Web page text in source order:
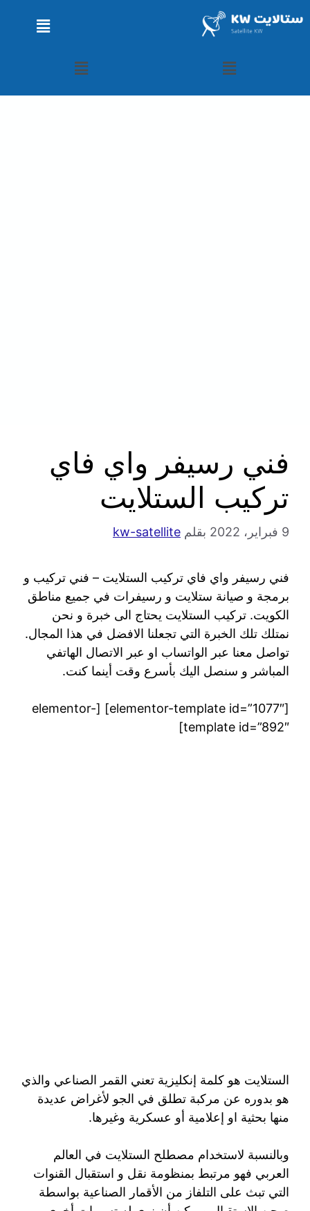
فني رسيفر واي فاي
تركيب الستلايت
9 فبراير، 2022 بقلم kw-satellite
فني رسيفر واي فاي تركيب الستلايت – فني تركيب و
برمجة و صيانة ستلايت و رسيفرات في جميع مناطق
الكويت. تركيب الستلايت يحتاج الى خبرة و نحن
نمتلك تلك الخبرة التي تجعلنا الافضل في هذا المجال.
تواصل معنا عبر الواتساب او عبر الاتصال الهاتفي
المباشر و سنصل اليك بأسرع وقت أينما كنت.
[elementor-template id=”1077″] [elementor-
template id=”892″]
الستلايت هو كلمة إنكليزية تعني القمر الصناعي والذي
هو بدوره عن مركبة تطلق في الجو لأغراض عديدة
منها بحثية او إعلامية أو عسكرية وغيرها.
وبالنسبة لاستخدام مصطلح الستلايت في العالم
العربي فهو مرتبط بمنظومة نقل و استقبال القنوات
التي تبث على التلفاز من الأقمار الصناعية بواسطة